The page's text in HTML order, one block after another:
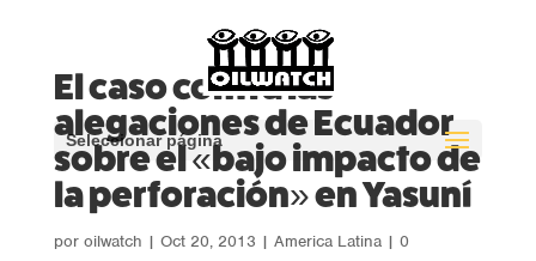
Seleccionar página
El caso contra las
alegaciones de Ecuador
sobre el «bajo impacto de
la perforación» en Yasuní
por oilwatch | Oct 20, 2013 | America Latina| 0